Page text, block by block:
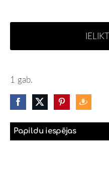
Papildu iespējas
1 gab.